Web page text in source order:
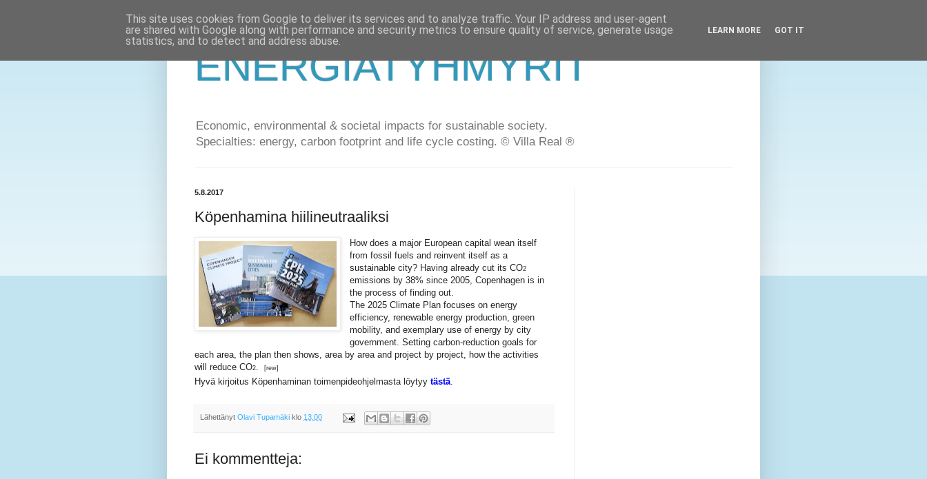
ENERGIATYHMYRIT
Economic, environmental & societal impacts for sustainable society.
Specialties: energy, carbon footprint and life cycle costing. © Villa Real ®
5.8.2017
Köpenhamina hiilineutraaliksi
How does a major European capital wean itself
from fossil fuels and reinvent itself as a
sustainable city? Having already cut its CO2
emissions by 38% since 2005, Copenhagen is in
the process of finding out.
The 2025 Climate Plan focuses on energy
efficiency, renewable energy production, green
mobility, and exemplary use of energy by city
government. Setting carbon-reduction goals for
each area, the plan then shows, area by area and project by project, how the activities
will reduce CO2. [rew]
Hyvä kirjoitus Köpenhaminan toimenpideohjelmasta löytyy tästä.
Lähettänyt Olavi Tupamäki klo 13.00
Ei kommentteja:
This site uses cookies from Google to deliver its services and to analyze traffic. Your IP address and user-agent
are shared with Google along with performance and security metrics to ensure quality of service, generate usage
statistics, and to detect and address abuse.
LEARN MORE GOT IT